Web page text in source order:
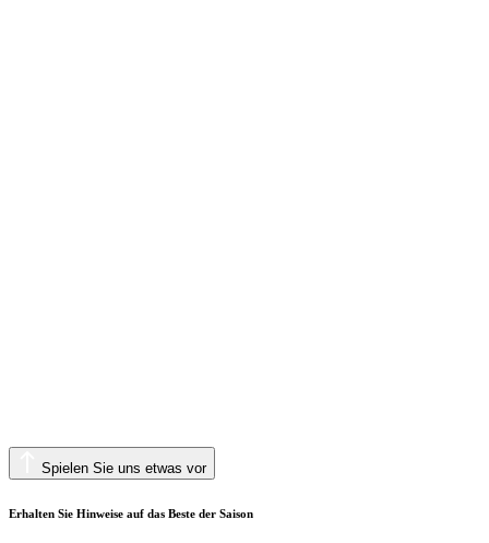
Spielen Sie uns etwas vor
Erhalten Sie Hinweise auf das Beste der Saison